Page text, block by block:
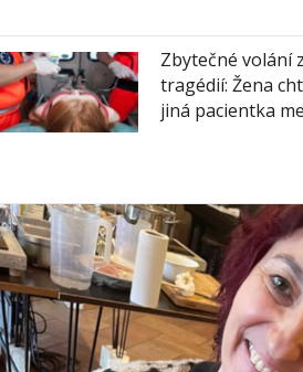
Zbytečné volání
tragédií: Žena
jiná pacientka